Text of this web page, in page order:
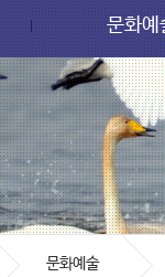
문화예
문화예술